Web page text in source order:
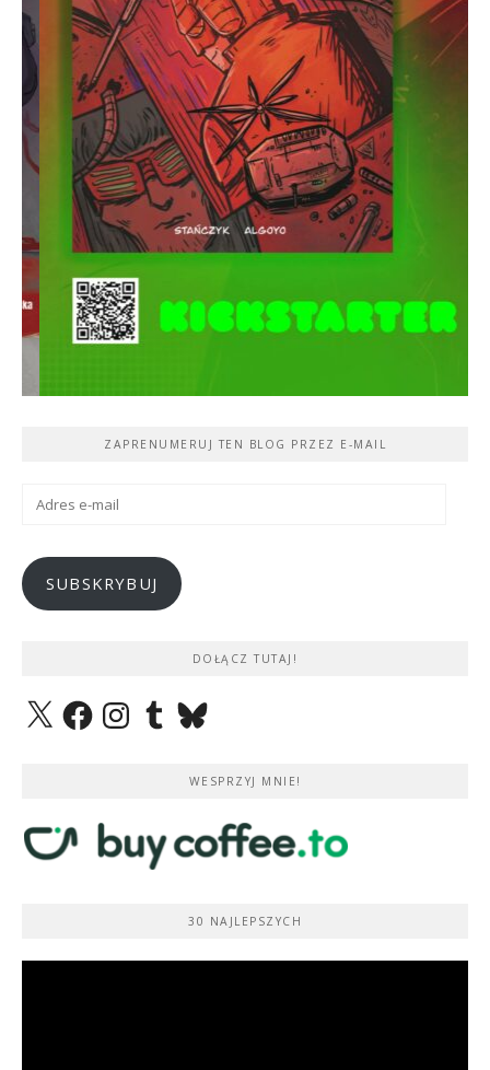
ZAPRENUMERUJ TEN BLOG PRZEZ E-MAIL
Adres
SUBSKRYBUJ
DOŁĄCZ TUTAJ!
X FacebookInstagramTumblrBluesky
WESPRZYJ MNIE!
30 NAJLEPSZYCH